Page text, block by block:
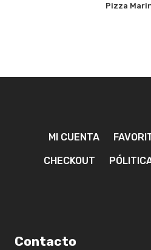
Pizza
MI CUENTA
CHECKOUT
Contacto